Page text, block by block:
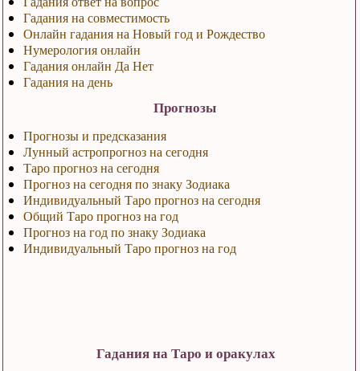
Гадания на совместимость
Онлайн гадания на Новый год и Рождество
Нумерология онлайн
Гадания онлайн Да Нет
Гадания на день
Прогнозы
Прогнозы и предсказания
Лунный астропрогноз на сегодня
Таро прогноз на сегодня
Прогноз на сегодня по знаку Зодиака
Индивидуальный Таро прогноз на сегодня
Общий Таро прогноз на год
Прогноз на год по знаку Зодиака
Индивидуальный Таро прогноз на год
Гадания на Таро и оракулах